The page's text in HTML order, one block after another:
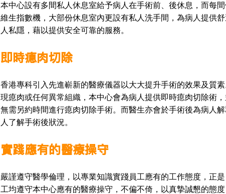
本中心設有多間私人休息室給予病人在手術前、後休息，而每
維生指數機，大部份休息室內更設有私人洗手間，為病人提供
人私隱，藉以提供安全可靠的服務。
即時瘜肉切除
香港專科引入先進嶄新的醫療儀器以大大提升手術的效果及質
現瘜肉或任何異常組織，本中心會為病人提供即時瘜肉切除術
無需另約時間進行瘜肉切除手術。而醫生亦會於手術後為病人
人了解手術後狀況。
實踐應有的醫療操守
嚴謹遵守醫學倫理，以專業知識實踐員工應有的工作態度，正
工均遵守本中心應有的醫療操守，不偏不倚，以真摯誠懇的態